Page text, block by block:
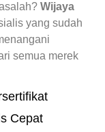
Wijaya
yang sudah
semua merek
Cepat